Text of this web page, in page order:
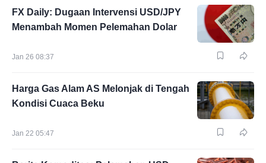
FX Daily: Dugaan Intervensi USD/JPY
Menambah Momen Pelemahan Dolar
Jan 26 08:37
Harga Gas Alam AS Melonjak di Tengah
Kondisi Cuaca Beku
Jan 22 05:47